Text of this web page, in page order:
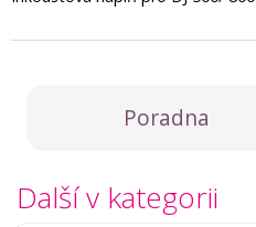
Poradna
Další v kategorii